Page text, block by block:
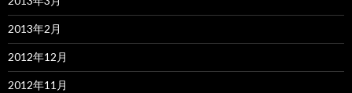
2013年2月
2012年12月
2012年11月